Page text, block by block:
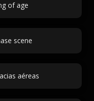
of age
scene
aéreas